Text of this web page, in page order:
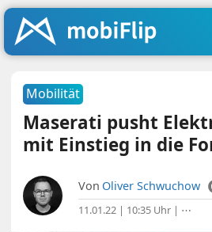
Mobilität
Maserati pusht
mit Einstieg in die
Von Oliver Schwuchow
11.01.22 | 10:35 Uhr | ⋯